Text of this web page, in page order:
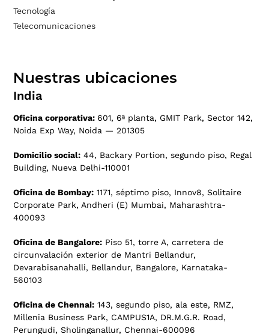
Tecnología
Telecomunicaciones
Nuestras ubicaciones
India
Oficina corporativa: 601, 6ª planta, GMIT Park, Sector 142,
Noida Exp Way, Noida — 201305
Domicilio social: 44, Backary Portion, segundo piso, Regal
Building, Nueva Delhi-110001
Oficina de Bombay: 1171, séptimo piso, Innov8, Solitaire
Corporate Park, Andheri (E) Mumbai, Maharashtra-
400093
Oficina de Bangalore: Piso 51, torre A, carretera de
circunvalación exterior de Mantri Bellandur,
Devarabisanahalli, Bellandur, Bangalore, Karnataka-
560103
Oficina de Chennai: 143, segundo piso, ala este, RMZ,
Millenia Business Park, CAMPUS1A, DR.M.G.R. Road,
Perungudi, Sholinganallur, Chennai-600096